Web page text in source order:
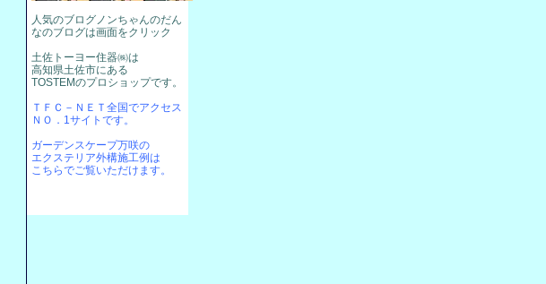
人気のブログノンちゃんのだん
なのブログは画面をクリック
土佐トーヨー住器㈱は
高知県土佐市にある
TOSTEMのプロショップです。
ＴＦＣ－ＮＥＴ全国でアクセス
ＮＯ．1サイトです。
ガーデンスケープ万咲の
エクステリア外構施工例は
こちらでご覧いただけます。